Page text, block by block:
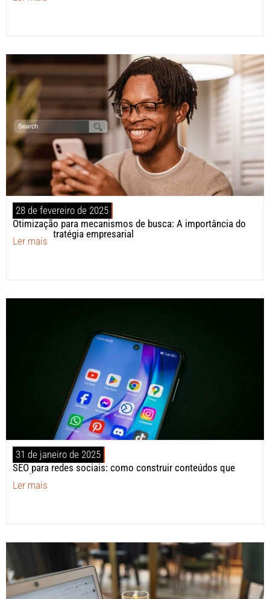
28 de fevereiro de 2025
Otimização para mecanismos de busca: A importância do
SEO na estratégia empresarial
Ler mais
31 de janeiro de 2025
SEO para redes sociais: como construir conteúdos que
vendem?
Ler mais